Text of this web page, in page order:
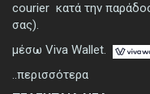
courier κατά την
σας).
μέσω Viva Wallet.
..περισσότερα